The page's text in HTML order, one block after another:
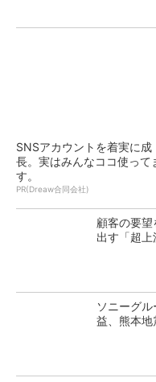
SNSアカウントを着実に成
長。実はみんなココ使って
す。
PR(Dreaw合同会社)
顧客の要
出す「超上
ソニーグ
益、熊本地